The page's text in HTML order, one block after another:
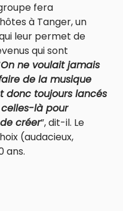
fera
à Tanger, un
leur permet de
qui sont
On ne voulait jamais
de la musique
donc toujours lancés
là pour
créer”, dit-il. Le
(audacieux,
ans.